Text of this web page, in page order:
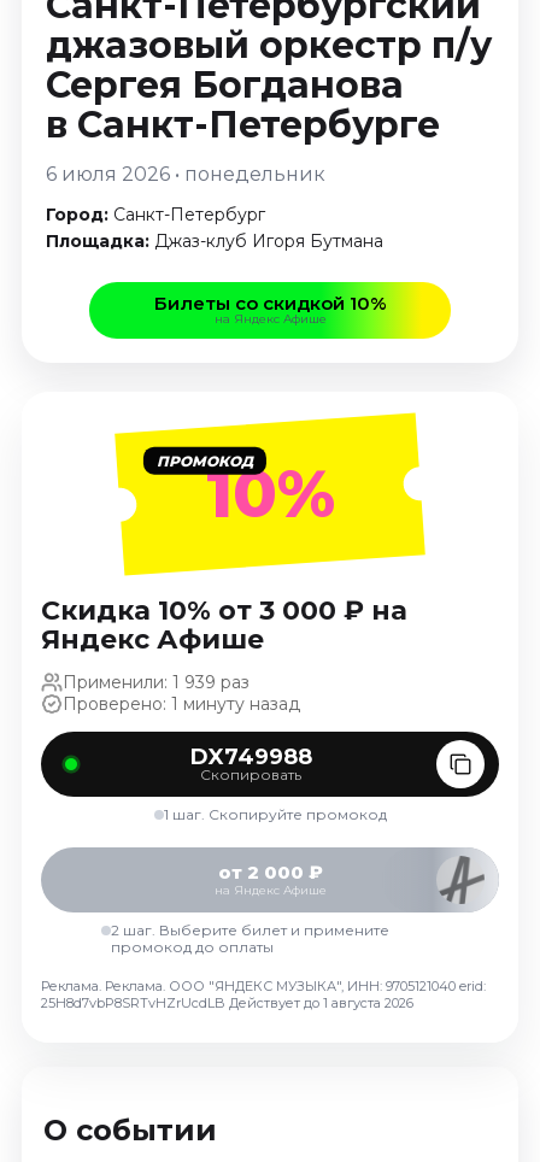
Январь 2027
Стендап
Август 2026
Сентябрь 2026
Декабрь 2026
Август 2026
Декабрь 2026
Август 2026
Сентябрь 2026
Октябрь 2026
Ноябрь 2026
Спорт
Август 2026
Сентябрь 2026
Декабрь 2026
События
Сентябрь 2026
Октябрь 2026
Ноябрь 2026
Декабрь 2026
Январь 2027
джазовый оркестр п/у
Сергея Богданова
в Санкт-Петербурге
6 июля 2026 • понедельник
Город: Санкт-Петербург
Площадка: Джаз-клуб Игоря Бутмана
Билеты со скидкой 10%
на Яндекс Афише
ПРОМОКОД10%
Скидка 10% от 3 000 ₽ на
Яндекс Афише
Применили: 1 939 раз
Проверено: 1 минуту назад
DX749988
Скопировать
1 шаг. Скопируйте промокод
от 2 000 ₽
на Яндекс Афише
2 шаг. Выберите билет и примените
промокод до оплаты
Реклама. Реклама. ООО "ЯНДЕКС МУЗЫКА", ИНН: 9705121040 erid:
25H8d7vbP8SRTvHZrUcdLB Действует до 1 августа 2026
О событии